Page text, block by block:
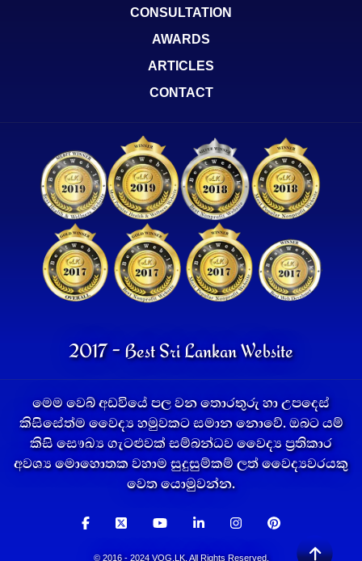
CONSULTATION
AWARDS
ARTICLES
CONTACT
2017 - Best Sri Lankan Website
මෙම වෙබ් අඩවියේ පල වන තොරතුරු හා උපදෙස්
කිසිසේත්ම වෛද්‍ය හමුවකට සමාන නොවේ. ඔබට යම්
කිසි සෞඛ්‍ය ගැටළුවක් සම්බන්ධව වෛද්‍ය ප්‍රතිකාර
අවශ්‍ය මොහොතක වහාම සුදුසුම්කම් ලත් වෛද්‍යවරයකු
වෙත යොමුවන්න.
© 2016 - 2024 VOG.LK. All Rights Reserved.